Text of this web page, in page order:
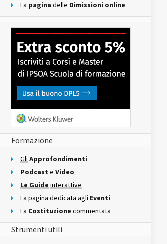
La pagina delle Dimissioni online
Formazione
Gli Approfondimenti
Podcast e Video
Le Guide interattive
La pagina dedicata agli Eventi
La Costituzione commentata
Strumenti utili